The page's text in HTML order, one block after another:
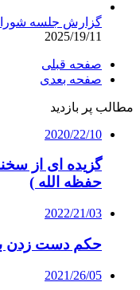
گزارش جلسه
2025/19/11
صفحه قبلی
صفحه بعدی
مطالب پر بازدید
2020/22/10
گزیده ای از
حفظه الله )
2022/21/03
حکم دست زدن
2021/26/05